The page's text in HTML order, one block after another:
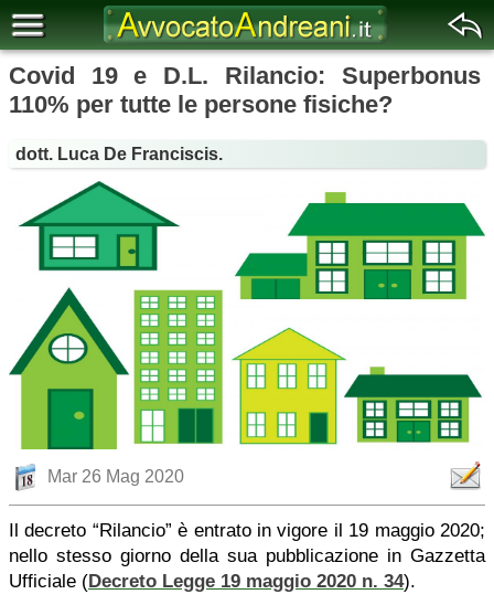
Covid 19 e D.L. Rilancio: Superbonus
110% per tutte le persone fisiche?
dott. Luca De Franciscis.
Mar 26 Mag 2020
Il decreto “Rilancio” è entrato in vigore il 19 maggio 2020;
nello stesso giorno della sua pubblicazione in Gazzetta
Ufficiale (Decreto Legge 19 maggio 2020 n. 34).